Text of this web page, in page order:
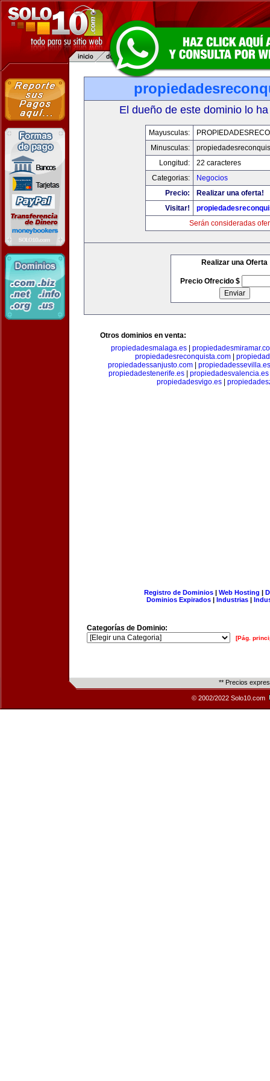
El dueño de este dominio lo
Mayusculas:
Minusculas:
Longitud:
22 caracteres
Categorias:
Negocios
Precio:
Realizar una oferta!
Visitar!
Serán consideradas
Realizar una Oferta
Precio Ofrecido $
Otros dominios en venta:
propiedadesmalaga.es|
propiedadesreconquista.com
propiedadessanjusto.com| propiedadessevilla.es
propiedadestenerife.es| propiedadesvalencia.es
propiedadesvigo.es|
Registro de Dominios| Web Hosting |
Dominios Expirados | Industrias |
Categorías de Dominio:
[Pág.
** Precios
© 2002/2022 Solo10.com